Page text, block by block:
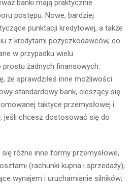
banki mają praktycznie
postępu. Nowe, bardziej
punktacji kredytowej, a także
z kredytami pożyczkodawców, co
w przypadku wielu
żadnych finansowych.
że sprawdziłeś inne możliwości
standardowy bank, cieszący się
taktyce przemysłowej i
jeśli chcesz dostosować się do
różne inne formy przemysłowe,
(rachunki kupna i sprzedaży);
wynajem i uruchamianie silników;